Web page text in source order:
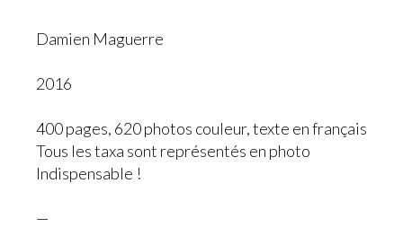
Damien Maguerre
2016
400 pages, 620 photos couleur, texte en français
Tous les taxa sont représentés en photo
Indispensable !
—